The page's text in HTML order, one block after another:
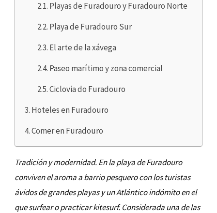
Playas de Furadouro y Furadouro Norte
Playa de Furadouro Sur
El arte de la xávega
Paseo marítimo y zona comercial
Ciclovia do Furadouro
Hoteles en Furadouro
Comer en Furadouro
Tradición y modernidad. En la playa de Furadouro
conviven el aroma a barrio pesquero con los turistas
ávidos de grandes playas y un Atlántico indómito en el
que surfear o practicar kitesurf. Considerada una de las